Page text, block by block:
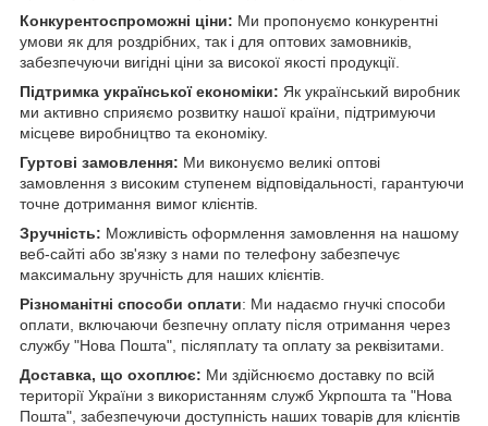
Конкурентоспроможні ціни: Ми пропонуємо конкурентні
умови як для роздрібних, так і для оптових замовників,
забезпечуючи вигідні ціни за високої якості продукції.
Підтримка української економіки: Як український виробник
ми активно сприяємо розвитку нашої країни, підтримуючи
місцеве виробництво та економіку.
Гуртові замовлення: Ми виконуємо великі оптові
замовлення з високим ступенем відповідальності, гарантуючи
точне дотримання вимог клієнтів.
Зручність: Можливість оформлення замовлення на нашому
веб-сайті або зв'язку з нами по телефону забезпечує
максимальну зручність для наших клієнтів.
Різноманітні способи оплати: Ми надаємо гнучкі способи
оплати, включаючи безпечну оплату після отримання через
службу "Нова Пошта", післяплату та оплату за реквізитами.
Доставка, що охоплює: Ми здійснюємо доставку по всій
території України з використанням служб Укрпошта та "Нова
Пошта", забезпечуючи доступність наших товарів для клієнтів